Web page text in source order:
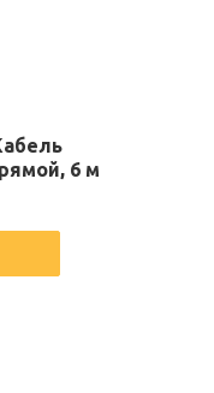
6 м